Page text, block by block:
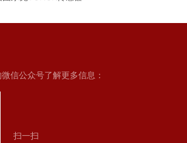
信公众号了解更多信息：
扫一扫